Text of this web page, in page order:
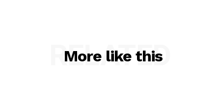
More like this
RELATED